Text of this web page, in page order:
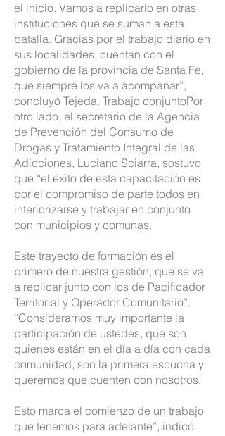
el inicio. Vamos a replicarlo en otras
instituciones que se suman a esta
batalla. Gracias por el trabajo diario en
sus localidades, cuentan con el
gobierno de la provincia de Santa Fe,
que siempre los va a acompañar”,
concluyó Tejeda. Trabajo conjuntoPor
otro lado, el secretario de la Agencia
de Prevención del Consumo de
Drogas y Tratamiento Integral de las
Adicciones, Luciano Sciarra, sostuvo
que “el éxito de esta capacitación es
por el compromiso de parte todos en
interiorizarse y trabajar en conjunto
con municipios y comunas.
Este trayecto de formación es el
primero de nuestra gestión, que se va
a replicar junto con los de Pacificador
Territorial y Operador Comunitario”.
“Consideramos muy importante la
participación de ustedes, que son
quienes están en el día a día con cada
comunidad, son la primera escucha y
queremos que cuenten con nosotros.
Esto marca el comienzo de un trabajo
que tenemos para adelante”, indicó